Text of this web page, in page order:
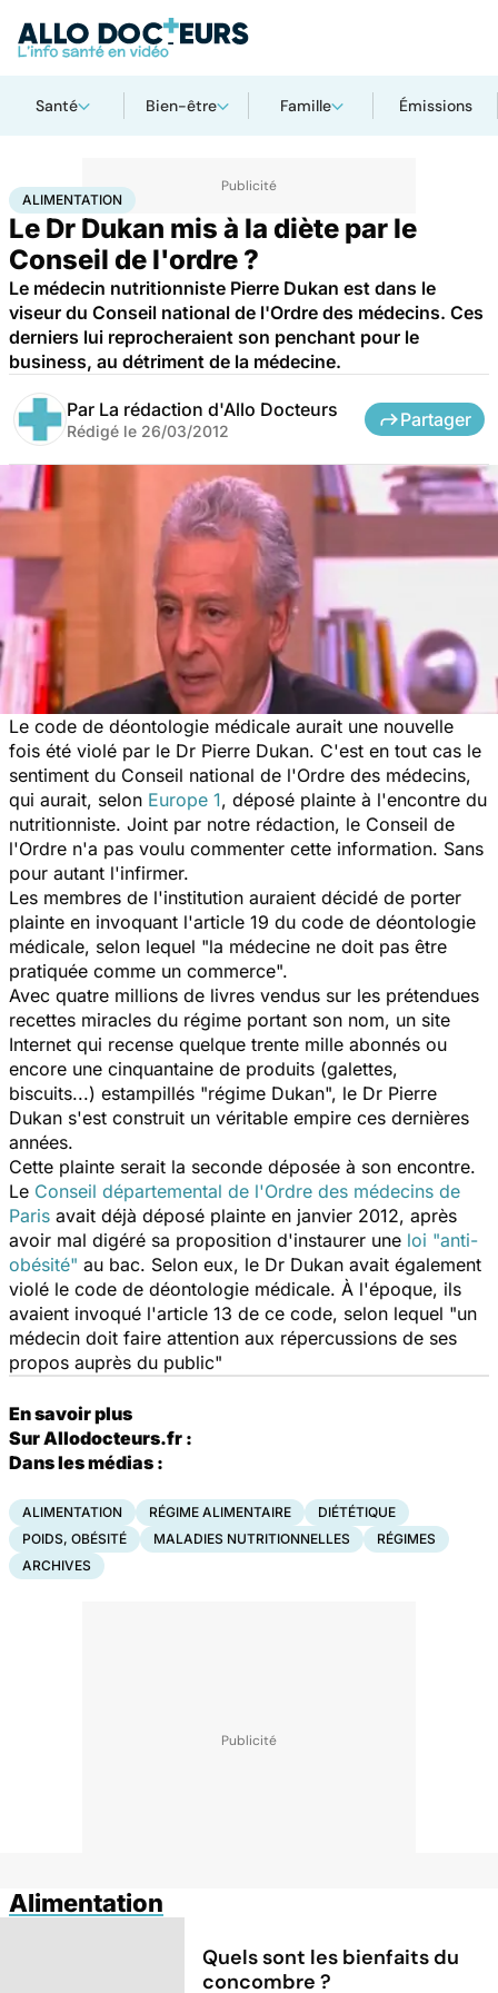
Santé Bien-être Famille Émissions
AccueilSantéMaladies Alimentation
ALIMENTATION
Le Dr Dukan mis à la diète par le
Conseil de l'ordre ?
Le médecin nutritionniste Pierre Dukan est dans le
viseur du Conseil national de l'Ordre des médecins. Ces
derniers lui reprocheraient son penchant pour le
business, au détriment de la médecine.
Par La rédaction d'Allo Docteurs
Rédigé le 26/03/2012
Partager
Le code de déontologie médicale aurait une nouvelle
fois été violé par le Dr Pierre Dukan. C'est en tout cas le
sentiment du Conseil national de l'Ordre des médecins,
qui aurait, selon Europe 1, déposé plainte à l'encontre du
nutritionniste. Joint par notre rédaction, le Conseil de
l'Ordre n'a pas voulu commenter cette information. Sans
pour autant l'infirmer.
Les membres de l'institution auraient décidé de porter
plainte en invoquant l'article 19 du code de déontologie
médicale, selon lequel "la médecine ne doit pas être
pratiquée comme un commerce".
Avec quatre millions de livres vendus sur les prétendues
recettes miracles du régime portant son nom, un site
Internet qui recense quelque trente mille abonnés ou
encore une cinquantaine de produits (galettes,
biscuits...) estampillés "régime Dukan", le Dr Pierre
Dukan s'est construit un véritable empire ces dernières
années.
Cette plainte serait la seconde déposée à son encontre.
Le Conseil départemental de l'Ordre des médecins de
Paris avait déjà déposé plainte en janvier 2012, après
avoir mal digéré sa proposition d'instaurer une loi "anti-
obésité" au bac. Selon eux, le Dr Dukan avait également
violé le code de déontologie médicale. À l'époque, ils
avaient invoqué l'article 13 de ce code, selon lequel "un
médecin doit faire attention aux répercussions de ses
propos auprès du public"
En savoir plus
Sur Allodocteurs.fr :
Dans les médias :
ALIMENTATION RÉGIME ALIMENTAIRE
DIÉTÉTIQUE
POIDS, OBÉSITÉ
MALADIES NUTRITIONNELLES
RÉGIMES
ARCHIVES
Alimentation
Quels sont les bienfaits du
concombre ?